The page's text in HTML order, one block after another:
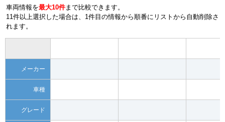
車両情報を最大10件まで比較できます。
11件以上選択した場合は、1件目の情報から順番にリストから自動削除さ
れます。
メーカー
車種
グレード